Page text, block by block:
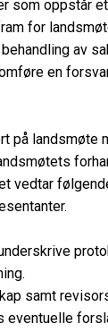
som oppstår
for
av
en
på landsmøte
vedtar
samt
eventuelle